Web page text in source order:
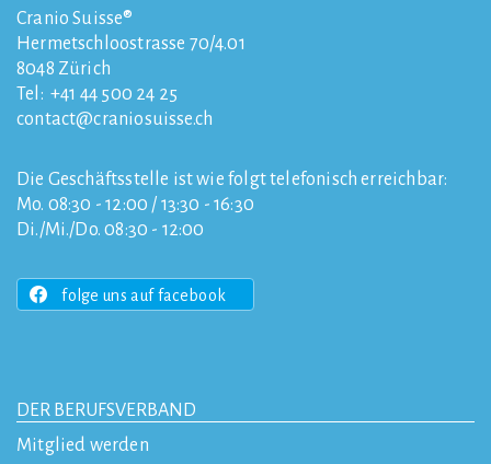
Cranio Suisse®
Hermetschloostrasse 70/4.01
8048 Zürich
Tel: +41 44 500 24 25
contact
craniosuisse.ch
Die Geschäftsstelle ist wie folgt telefonisch erreichbar:
Mo. 08:30 - 12:00 / 13:30 - 16:30
Di./Mi./Do. 08:30 - 12:00
folge uns auf facebook
DER BERUFSVERBAND
Mitglied werden